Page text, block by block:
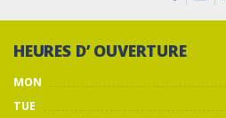
HEURES D’ OUVERTURE
MON
TUE